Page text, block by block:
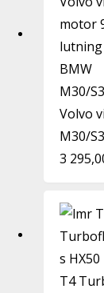
Volvo
M30/
3
T4